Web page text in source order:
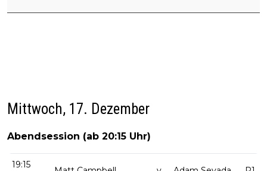
Mittwoch, 17. Dezember
Abendsession (ab 20:15 Uhr)
19:15